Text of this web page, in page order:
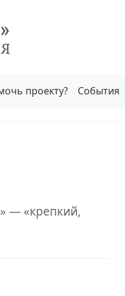
проекту? События
— «крепкий,